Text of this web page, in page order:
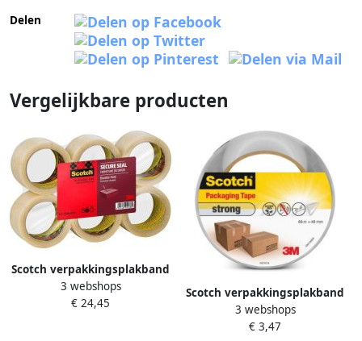
Delen
Vergelijkbare producten
Scotch verpakkingsplakband
Heavy ft 50 mm x 66 m
transparant pak van 6 stuks
3 webshops
€ 24,45
Scotch verpakkingsplakband
Classic ft 48 mm x 66 m
transparant per rol
3 webshops
€ 3,47